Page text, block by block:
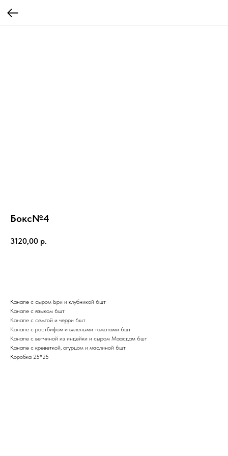
Бокс№4
3120,00 р.
Канапе с сыром Бри и клубникой 6шт
Канапе с языком 6шт
Канапе с семгой и черри 6шт
Канапе с ростбифом и вялеными томатами 6шт
Канапе с ветчиной из индейки и сыром Маасдам 6шт
Канапе с креветкой, огурцом и маслиной 6шт
Коробка 25*25